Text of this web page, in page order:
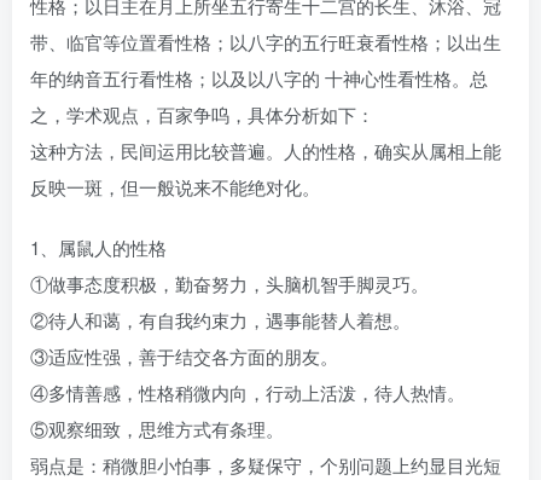
性格；以日主在月上所坐五行寄生十二宫的长生、沐浴、冠
带、临官等位置看性格；以八字的五行旺衰看性格；以出生
年的纳音五行看性格；以及以八字的 十神心性看性格。总
之，学术观点，百家争呜，具体分析如下：
这种方法，民间运用比较普遍。人的性格，确实从属相上能
反映一斑，但一般说来不能绝对化。
1、属鼠人的性格
①做事态度积极，勤奋努力，头脑机智手脚灵巧。
②待人和蔼，有自我约束力，遇事能替人着想。
③适应性强，善于结交各方面的朋友。
④多情善感，性格稍微内向，行动上活泼，待人热情。
⑤观察细致，思维方式有条理。
弱点是：稍微胆小怕事，多疑保守，个别问题上约显目光短